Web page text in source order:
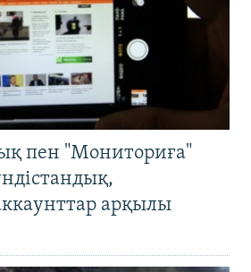
пен "Мониториға"
арқылы